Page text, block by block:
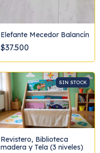
Elefante Mecedor Balancín
$37.500
SIN STOCK
Revistero, Biblioteca
madera y Tela (3 niveles)